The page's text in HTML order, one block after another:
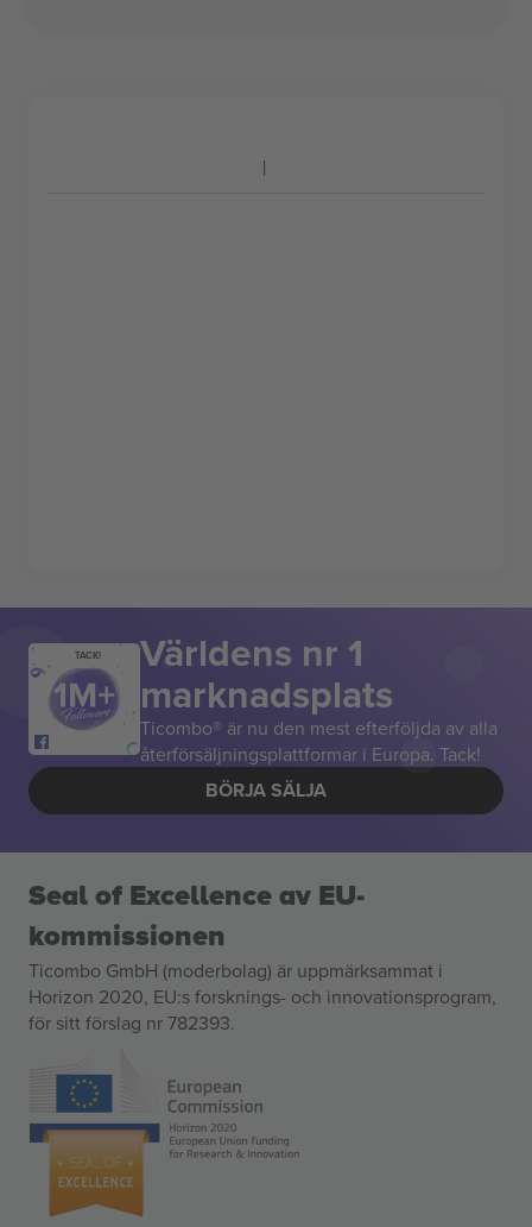
TACK! Världens nr 1
marknadsplats
Ticombo® är nu den mest efterföljda av alla
återförsäljningsplattformar i Europa. Tack!
BÖRJA SÄLJA
Seal of Excellence av EU-
kommissionen
Ticombo GmbH (moderbolag) är uppmärksammat i
Horizon 2020, EU:s forsknings- och innovationsprogram,
för sitt förslag nr 782393.